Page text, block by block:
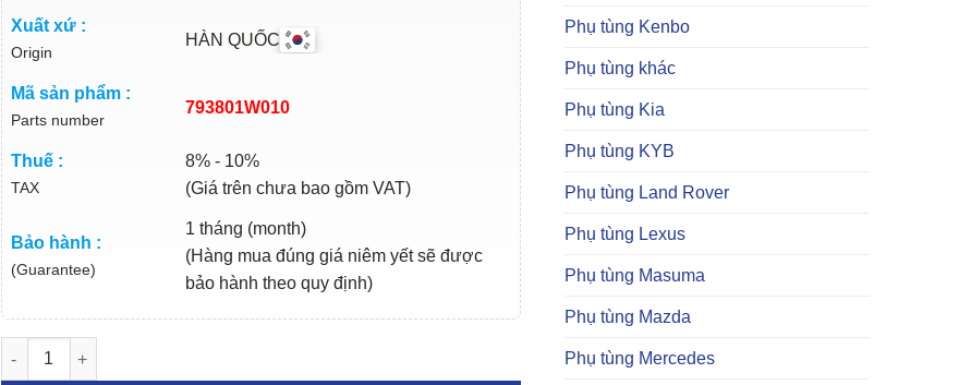
Phụ tùng Kenbo
Phụ tùng khác
Phụ tùng Kia
Phụ tùng KYB
Phụ tùng Land Rover
Phụ tùng Lexus
Phụ tùng Masuma
Phụ tùng Mazda
Phụ tùng Mercedes
Xuất xứ :
Origin
HÀN QUỐC
Mã sản phẩm :
Parts number
793801W010
Thuế :
TAX
8% - 10%
(Giá trên chưa bao gồm VAT)
Bảo hành :
(Guarantee)
1 tháng (month)
(Hàng mua đúng giá niêm yết sẽ được
bảo hành theo quy định)
GIỚI HẠN CÁNH CỬA KIA RIO 2012-2017 | 793801W010 số lượng